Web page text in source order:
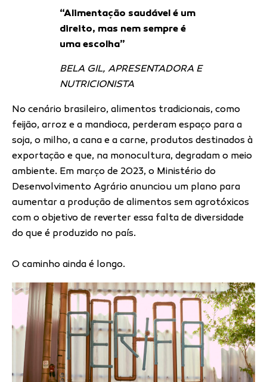
“Alimentação saudável é um
direito, mas nem sempre é
uma escolha”
BELA GIL, APRESENTADORA E
NUTRICIONISTA
No cenário brasileiro, alimentos tradicionais, como
feijão, arroz e a mandioca, perderam espaço para a
soja, o milho, a cana e a carne, produtos destinados à
exportação e que, na monocultura, degradam o meio
ambiente. Em março de 2023, o Ministério do
Desenvolvimento Agrário anunciou um plano para
aumentar a produção de alimentos sem agrotóxicos
com o objetivo de reverter essa falta de diversidade
do que é produzido no país.
O caminho ainda é longo.